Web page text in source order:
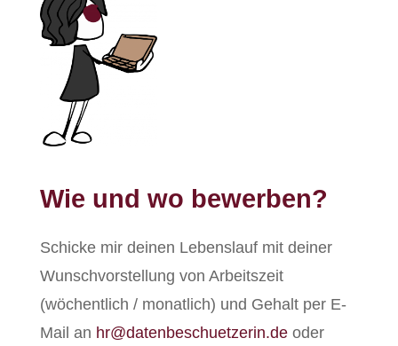
Wie und wo bewerben?
Schicke mir deinen Lebenslauf mit deiner
Wunschvorstellung von Arbeitszeit
(wöchentlich / monatlich) und Gehalt per E-
Mail an hr@datenbeschuetzerin.deoder